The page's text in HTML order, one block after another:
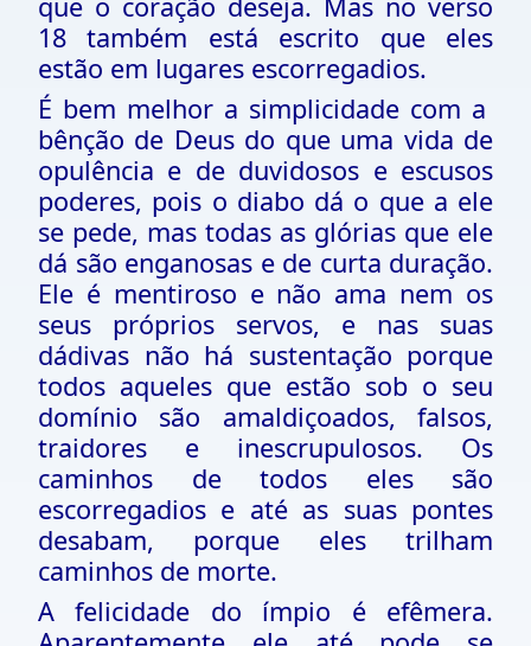
18 também está escrito que eles
estão em lugares escorregadios.
É bem melhor a simplicidade com a
bênção de Deus do que uma vida de
opulência e de duvidosos e escusos
poderes, pois o diabo dá o que a ele
se pede, mas todas as glórias que ele
dá são enganosas e de curta duração.
Ele é mentiroso e não ama nem os
seus próprios servos, e nas suas
dádivas não há sustentação porque
todos aqueles que estão sob o seu
domínio são amaldiçoados, falsos,
traidores e inescrupulosos. Os
caminhos de todos eles são
escorregadios e até as suas pontes
desabam, porque eles trilham
caminhos de morte.
A felicidade do ímpio é efêmera.